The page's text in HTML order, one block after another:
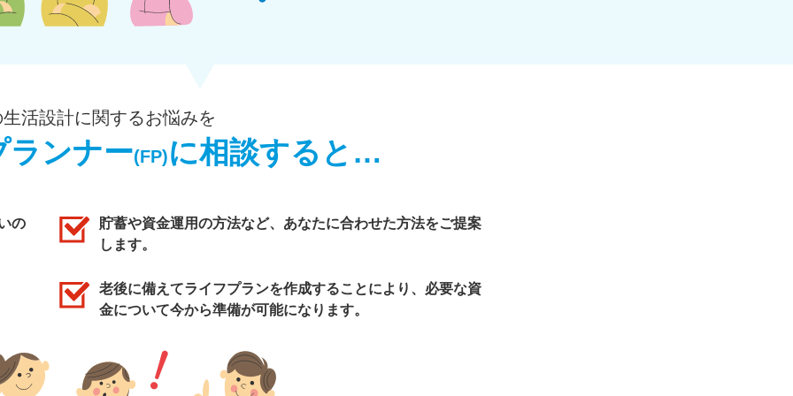
活設計に関するお悩みを
ランナー(FP)に相談すると…
の
貯蓄や資金運用の方法など、あなたに合わせた方法をご提案
します。
老後に備えてライフプランを作成することにより、必要な資
金について今から準備が可能になります。